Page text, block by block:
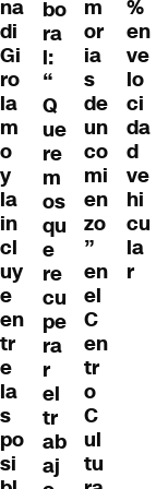
na
di
Gi
ro
la
m
o
y
la
in
cl
uy
e
en
tr
e
la
s
po
si
bo
ra
l:
“
Q
ue
re
m
os
qu
e
re
cu
pe
ra
r
el
tr
ab
aj
m
or
ia
s
de
un
co
mi
en
zo
”
en
el
C
en
tr
o
C
ul
tu
%
en
ve
lo
ci
da
d
ve
hi
cu
la
r